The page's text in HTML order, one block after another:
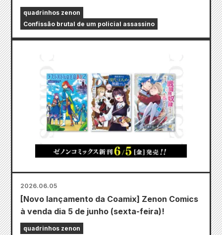
quadrinhos zenon
Confissão brutal de um policial assassino
2026.06.05
[Novo lançamento da Coamix] Zenon Comics
à venda dia 5 de junho (sexta-feira)!
quadrinhos zenon